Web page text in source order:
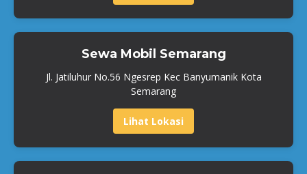
Sewa Mobil Semarang
Jl. Jatiluhur No.56 Ngesrep Kec Banyumanik Kota
Semarang
Lihat Lokasi